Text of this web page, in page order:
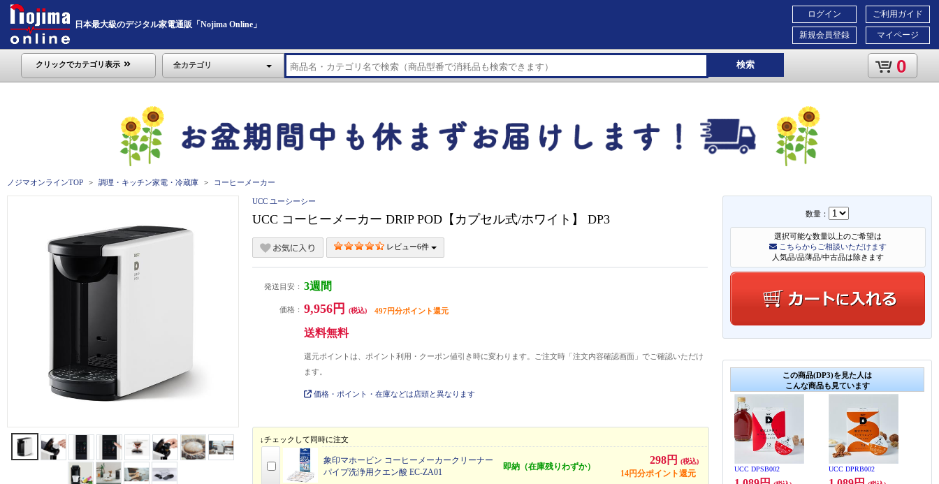
日本最大級のデジタル家電通販「Nojima Online」
ご利用ガイド
マイページ
ログイン
新規会員登録
クリックでカテゴリ表示 全カテゴリ 検索 0
ノジマオンラインTOP 調理・キッチン家電・冷蔵庫 コーヒーメーカー
数量：
選択可能な数量以上のご希望は
こちらからご相談いただけます
人気品/品薄品/中古品は除きます
この商品(DP3)を見た人は
こんな商品も見ています
UCC DPSB002 UCC DPRB002
UCC ユーシーシー
UCC コーヒーメーカー DRIP POD【カプセル式/ホワイト】 DP3
レビュー6件
発送目安： 3週間
価格： 9,956円 (税込) 497円分ポイント還元
送料無料
還元ポイントは、ポイント利用・クーポン値引き時に変わります。ご注文時「注文内容確認画面」でご確認いただけ
ます。
価格・ポイント・在庫などは店頭と異なります
↓チェックして同時に注文
象印マホービン コーヒーメーカークリーナー
パイプ洗浄用クエン酸 EC-ZA01
即納（在庫残りわずか）
298円 (税込)
14円分ポイント還元